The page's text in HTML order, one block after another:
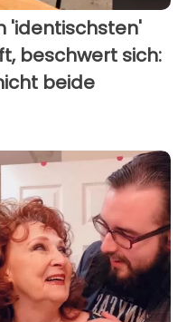
'identischsten'
beschwert sich:
beide